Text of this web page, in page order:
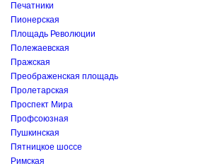
Печатники
Пионерская
Площадь Революции
Полежаевская
Пражская
Преображенская площадь
Пролетарская
Проспект Мира
Профсоюзная
Пушкинская
Пятницкое шоссе
Римская